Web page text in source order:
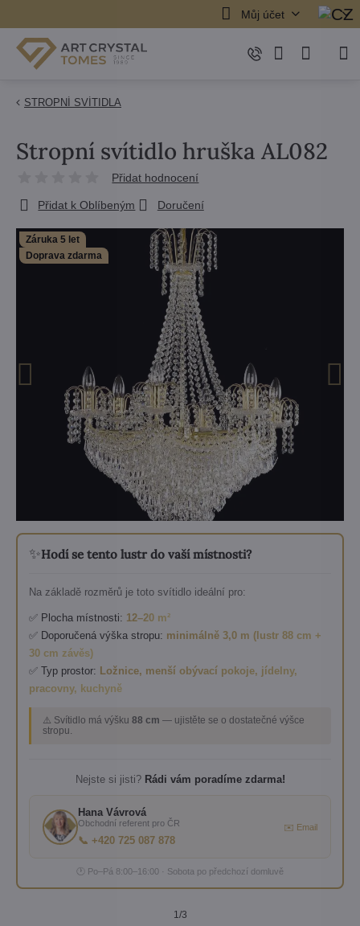
Můj účet
STROPNÍ SVÍTIDLA
Záruka 5 let
Doprava zdarma
✨Hodí se tento lustr do vaší místnosti?
Na základě rozměrů je toto svítidlo ideální pro:
✅ Plocha místnosti: 12–20 m²
✅ Doporučená výška stropu: minimálně 3,0 m (lustr 88 cm +
30 cm závěs)
✅ Typ prostor: Ložnice, menší obývací pokoje, jídelny,
pracovny, kuchyně
⚠️ Svítidlo má výšku 88 cm — ujistěte se o dostatečné výšce
stropu.
Nejste si jisti? Rádi vám poradíme zdarma!
Hana Vávrová
Obchodní referent pro ČR
📞 +420 725 087 878
✉️ Email
🕐 Po–Pá 8:00–16:00 · Sobota po předchozí domluvě
1/3
Stropní svítidlo hruška AL082
Přidat hodnocení
Přidat k Oblíbeným Doručení